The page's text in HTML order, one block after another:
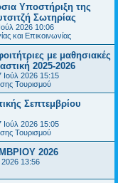
Υποστήριξη της
Σωτηρίας
2026 10:06
και Επικοινωνίας
με μαθησιακές
2025-2026
Ιούλ 2026 15:15
Τουρισμού
Σεπτεμβρίου
Ιούλ 2026 15:05
Τουρισμού
2026
2026 13:56